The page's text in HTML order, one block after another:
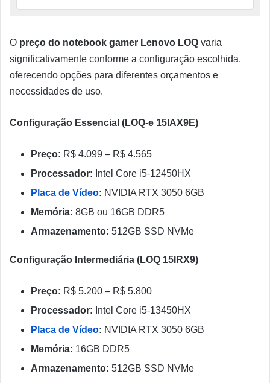
O preço do notebook gamer Lenovo LOQ varia
significativamente conforme a configuração escolhida,
oferecendo opções para diferentes orçamentos e
necessidades de uso.
Configuração Essencial (LOQ-e 15IAX9E)
Preço: R$ 4.099 – R$ 4.565
Processador: Intel Core i5-12450HX
Placa de Vídeo: NVIDIA RTX 3050 6GB
Memória: 8GB ou 16GB DDR5
Armazenamento: 512GB SSD NVMe
Configuração Intermediária (LOQ 15IRX9)
Preço: R$ 5.200 – R$ 5.800
Processador: Intel Core i5-13450HX
Placa de Vídeo: NVIDIA RTX 3050 6GB
Memória: 16GB DDR5
Armazenamento: 512GB SSD NVMe